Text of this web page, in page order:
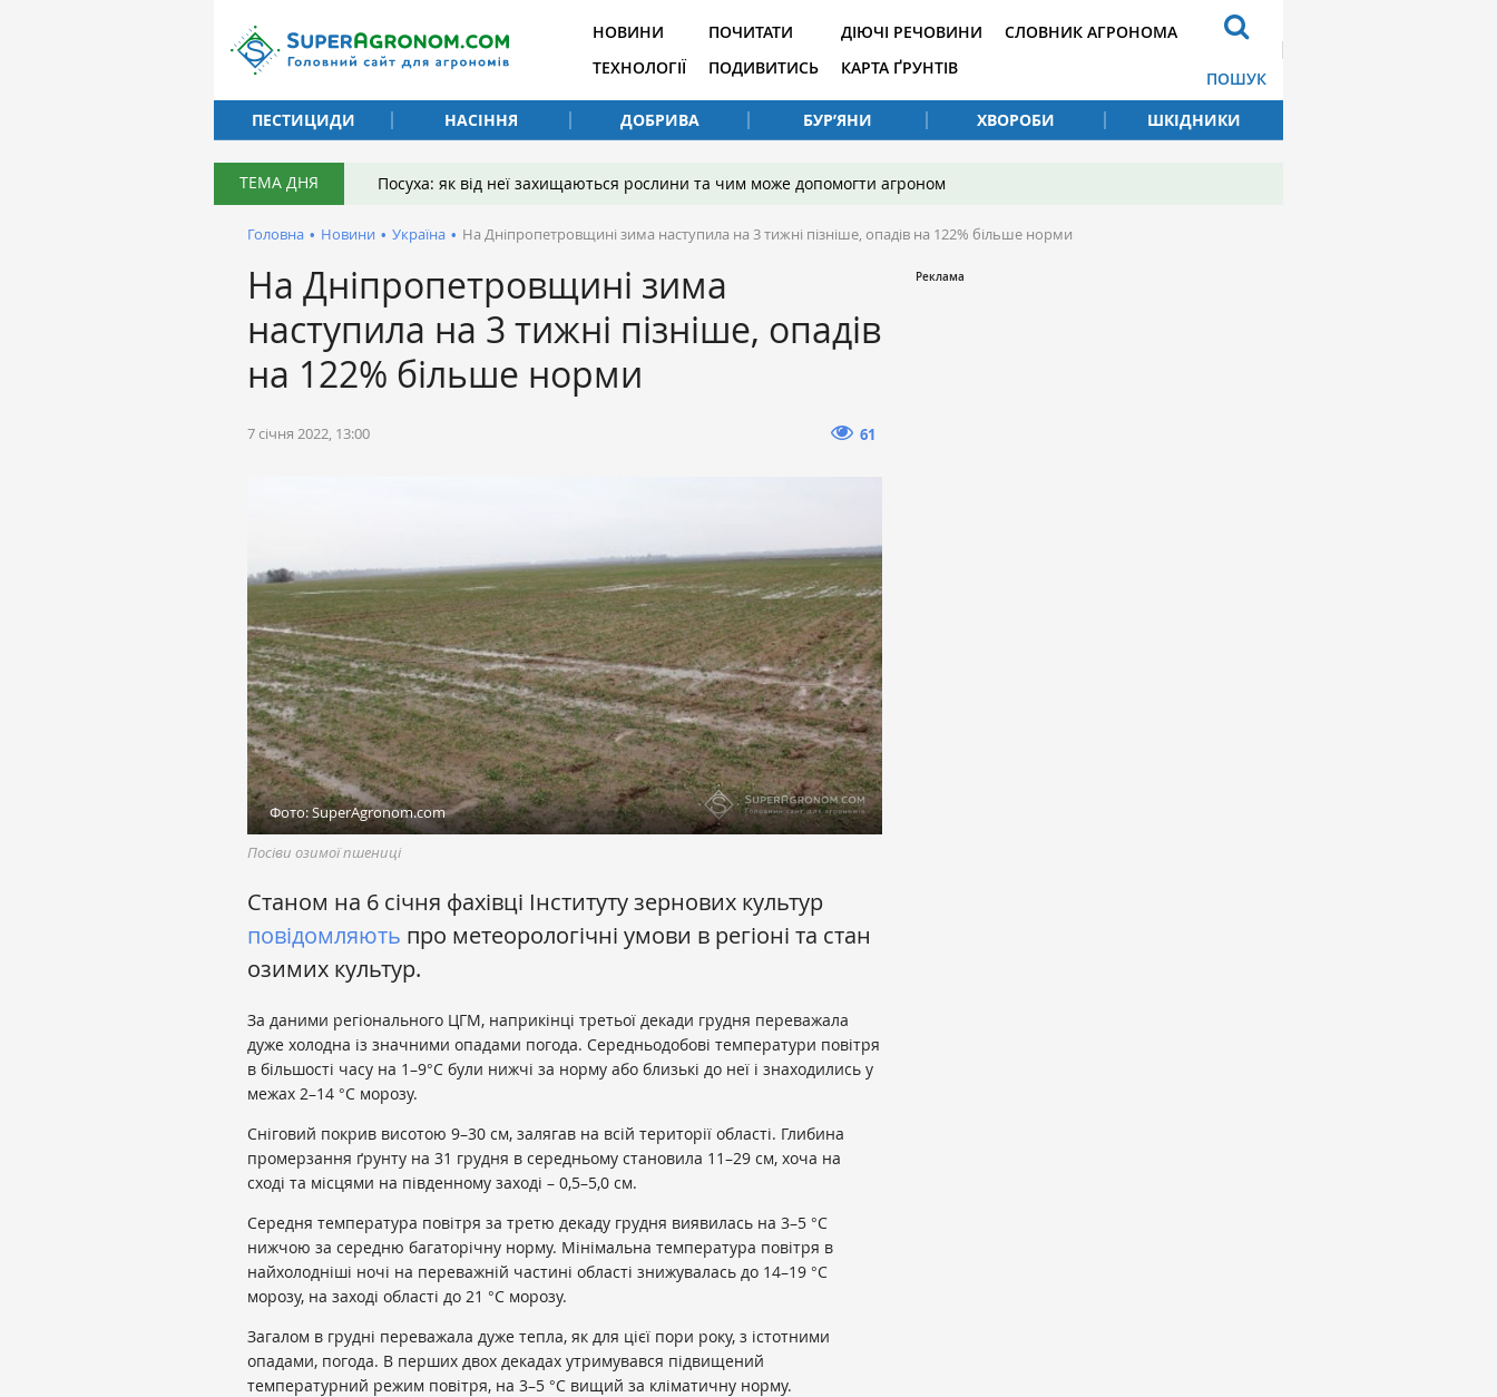
НОВИНИ
ТЕХНОЛОГІЇ
ПОЧИТАТИ
ПОДИВИТИСЬ
ДІЮЧІ РЕЧОВИНИ
КАРТА ҐРУНТІВ
СЛОВНИК АГРОНОМА
ПОШУК
ПЕСТИЦИДИ
НАСІННЯ ДОБРИВА БУР’ЯНИ ХВОРОБИ ШКІДНИКИ
ТЕМА ДНЯ Посуха: як від неї захищаються рослини та чим може допомогти агроном
Головна • Новини • Україна • На Дніпропетровщині зима наступила на 3 тижні пізніше, опадів на 122% більше норми
На Дніпропетровщині зима
наступила на 3 тижні пізніше, опадів
на 122% більше норми
7 січня 2022, 13:00 61
Фото: SuperAgronom.com
Посіви озимої пшениці
Станом на 6 січня фахівці Інституту зернових культур
повідомляють про метеорологічні умови в регіоні та стан
озимих культур.
За даними регіонального ЦГМ, наприкінці третьої декади грудня переважала
дуже холодна із значними опадами погода. Середньодобові температури повітря
в більшості часу на 1–9°С були нижчі за норму або близькі до неї і знаходились у
межах 2–14 °С морозу.
Сніговий покрив висотою 9–30 см, залягав на всій території області. Глибина
промерзання ґрунту на 31 грудня в середньому становила 11–29 см, хоча на
сході та місцями на південному заході – 0,5–5,0 см.
Середня температура повітря за третю декаду грудня виявилась на 3–5 °С
нижчою за середню багаторічну норму. Мінімальна температура повітря в
найхолодніші ночі на переважній частині області знижувалась до 14–19 °С
морозу, на заході області до 21 °С морозу.
Загалом в грудні переважала дуже тепла, як для цієї пори року, з істотними
опадами, погода. В перших двох декадах утримувався підвищений
температурний режим повітря, на 3–5 °С вищий за кліматичну норму.